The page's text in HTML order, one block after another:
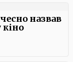
назвав